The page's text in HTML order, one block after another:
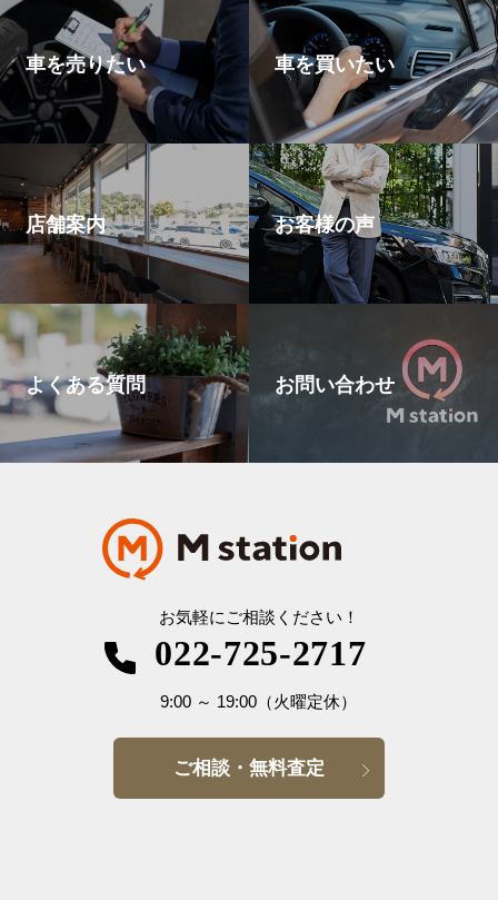
車を売りたい 車を買いたい
店舗案内 お客様の声
よくある質問 お問い合わせ
お気軽にご相談ください！
022-725-2717
9:00～ 19:00（火曜定休）
ご相談・無料査定